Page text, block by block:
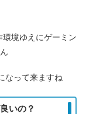
境ゆえにゲーミン
なって来ますね
いの？